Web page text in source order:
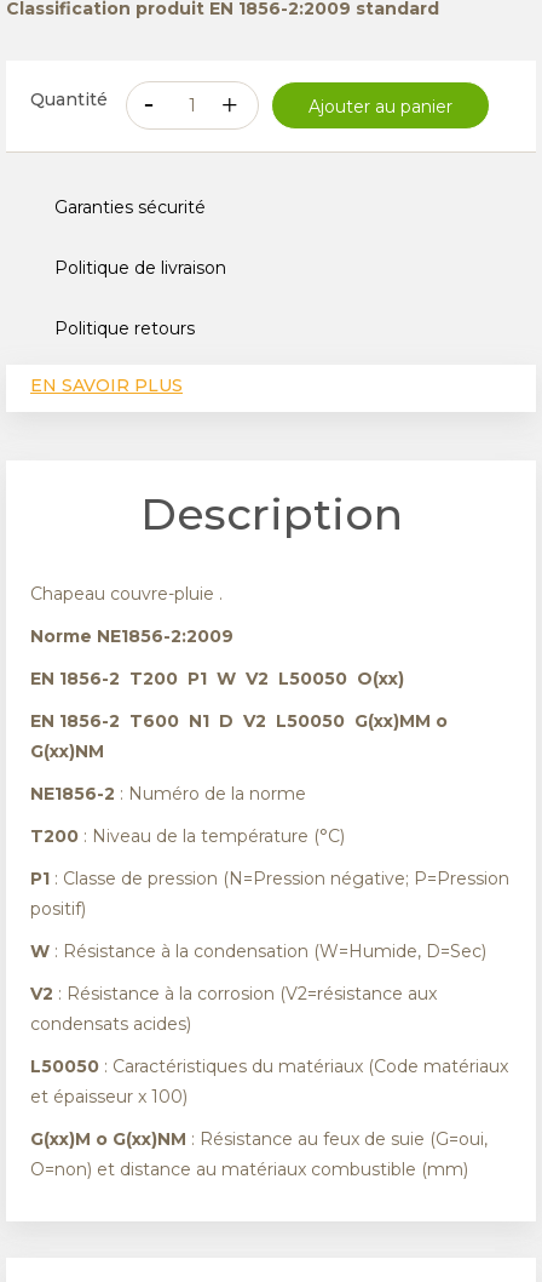
Classification produit EN 1856-2:2009 standard
Quantité Ajouter au panier
Garanties sécurité
Politique de livraison
Politique retours
EN SAVOIR PLUS
Description
Chapeau couvre-pluie .
Norme NE1856-2:2009
EN 1856-2 T200 P1 W V2 L50050 O(xx)
EN 1856-2 T600 N1 D V2 L50050 G(xx)MM o
G(xx)NM
NE1856-2 : Numéro de la norme
T200 : Niveau de la température (°C)
P1 : Classe de pression (N=Pression négative; P=Pression
positif)
W : Résistance à la condensation (W=Humide, D=Sec)
V2 : Résistance à la corrosion (V2=résistance aux
condensats acides)
L50050 : Caractéristiques du matériaux (Code matériaux
et épaisseur x 100)
G(xx)M o G(xx)NM : Résistance au feux de suie (G=oui,
O=non) et distance au matériaux combustible (mm)